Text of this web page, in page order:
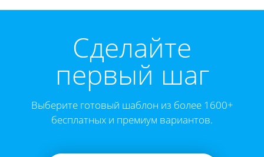
Cделайте
первый шаг
Выберите готовый шаблон из более 1600+
бесплатных и премиум вариантов.